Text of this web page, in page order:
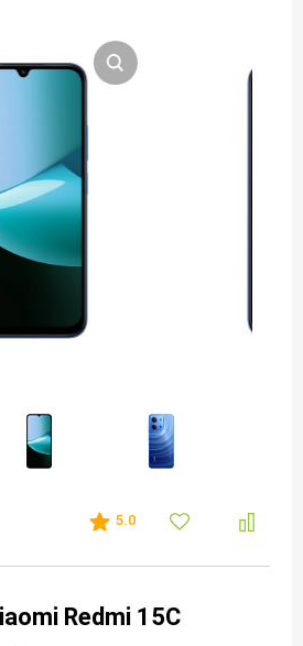
5.0
Redmi 15C